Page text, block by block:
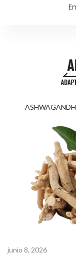
junio 8, 2026